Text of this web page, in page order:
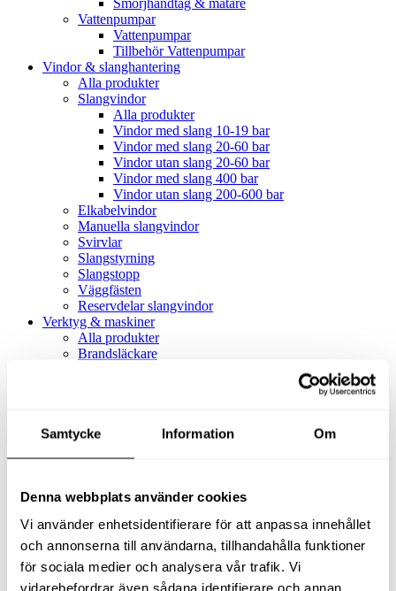
Samtycke Information Om
Denna webbplats använder cookies
Vi använder enhetsidentifierare för att anpassa innehållet
och annonserna till användarna, tillhandahålla funktioner
för sociala medier och analysera vår trafik. Vi
vidarebefordrar även sådana identifierare och annan
Smörjhandtag & mätare
Vattenpumpar
Vattenpumpar
Tillbehör Vattenpumpar
Vindor & slanghantering
Alla produkter
Slangvindor
Alla produkter
Vindor med slang 10-19 bar
Vindor med slang 20-60 bar
Vindor utan slang 20-60 bar
Vindor med slang 400 bar
Vindor utan slang 200-600 bar
Elkabelvindor
Manuella slangvindor
Svirvlar
Slangstyrning
Slangstopp
Väggfästen
Reservdelar slangvindor
Verktyg & maskiner
Alla produkter
Brandsläckare
Alla produkter
Slangfäste
Textil- & Våtdammsugare
Tillbehör Textil- & våtdammsugare
Adaptrar
Dammsugare